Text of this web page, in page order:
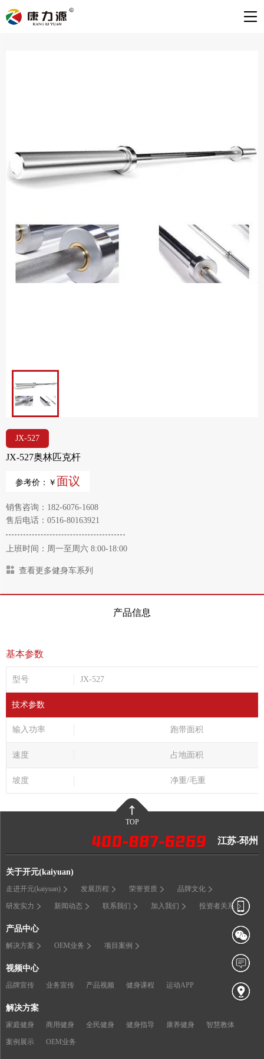
JX-527
JX-527奥林匹克杆
参考价：￥ 面议
销售咨询：182-6076-1608
售后电话：0516-80163921
上班时间：周一至周六 8:00-18:00
查看更多健身车系列
产品信息
基本参数
型号 JX-527
技术参数
输入功率 跑带面积
速度 占地面积
坡度 净重/毛重
TOP
江苏-邳州
关于开元(kaiyuan)
走进开元(kaiyuan) 发展历程 荣誉资质 品牌文化
研发实力 新闻动态 联系我们 加入我们 投资者关系
产品中心
解决方案 OEM业务 项目案例
视频中心
品牌宣传 业务宣传 产品视频 健身课程 运动APP
解决方案
家庭健身 商用健身 全民健身 健身指导 康养健身 智慧教体
案例展示 OEM业务